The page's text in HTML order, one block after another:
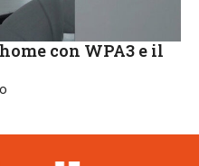
con WPA3 e il